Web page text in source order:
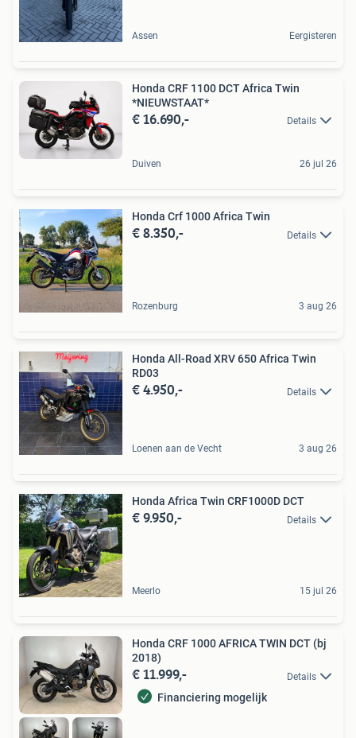
Assen Eergisteren
Honda CRF 1100 DCT Africa Twin
*NIEUWSTAAT*
€ 16.690,- Details
Duiven 26 jul 26
Honda Crf 1000 Africa Twin
€ 8.350,- Details
Rozenburg 3 aug 26
Honda All-Road XRV 650 Africa Twin
RD03
€ 4.950,- Details
Loenen aan de Vecht 3 aug 26
Honda Africa Twin CRF1000D DCT
€ 9.950,- Details
Meerlo 15 jul 26
Honda CRF 1000 AFRICA TWIN DCT (bj
2018)
€ 11.999,- Details
Financiering mogelijk